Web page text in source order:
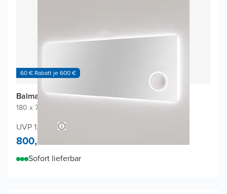
60 € Rabatt je 600 €
Balmani Giro Badspiegel
180 x 70 cm Rechteckig
UVP 1.600,-
800,-
Sofort lieferbar